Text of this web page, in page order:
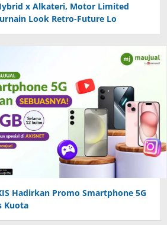
x Alkateri, Motor Limited
Look Retro-Future Lo
Hadirkan Promo Smartphone 5G
Kuota